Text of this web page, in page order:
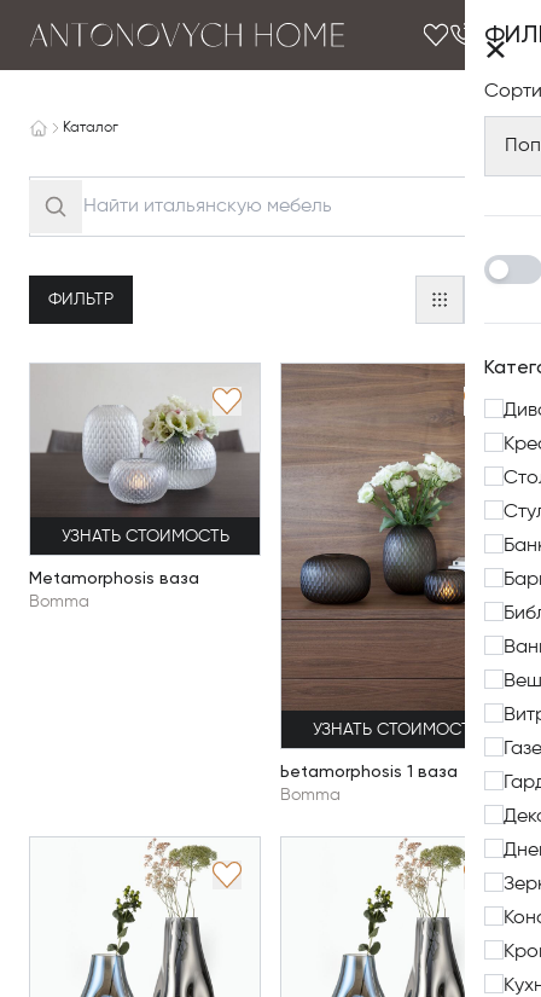
Каталог
ФИЛЬТР
×
УЗНАТЬ СТОИМОСТЬ
Metamorphosis ваза
Bomma
УЗНАТЬ СТОИМОСТЬ
Ьetamorphosis 1 ваза
Bomma